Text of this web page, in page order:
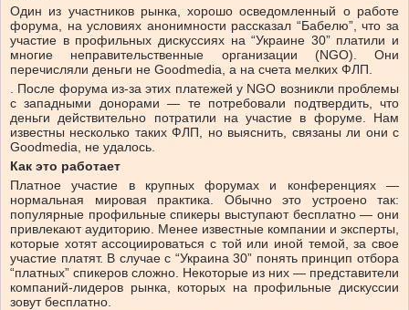
Один из участников рынка, хорошо осведомленный о работе
форума, на условиях анонимности рассказал “Бабелю”, что за
участие в профильных дискуссиях на “Украине 30” платили и
многие неправительственные организации (NGO). Они
перечисляли деньги не Goodmedia, а на счета мелких ФЛП.
. После форума из-за этих платежей у NGO возникли проблемы
с западными донорами — те потребовали подтвердить, что
деньги действительно потратили на участие в форуме. Нам
известны несколько таких ФЛП, но выяснить, связаны ли они с
Goodmedia, не удалось.
Как это работает
Платное участие в крупных форумах и конференциях —
нормальная мировая практика. Обычно это устроено так:
популярные профильные спикеры выступают бесплатно — они
привлекают аудиторию. Менее известные компании и эксперты,
которые хотят ассоциироваться с той или иной темой, за свое
участие платят. В случае с “Украина 30” понять принцип отбора
“платных” спикеров сложно. Некоторые из них — представители
компаний-лидеров рынка, которых на профильные дискуссии
зовут бесплатно.